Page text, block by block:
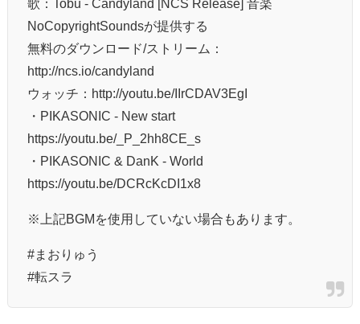
歌：Tobu - Candyland [NCS Release] 音楽
NoCopyrightSoundsが提供する
無料のダウンロード/ストリーム：
http://ncs.io/candyland
ウォッチ：http://youtu.be/IIrCDAV3EgI
・PIKASONIC - New start
https://youtu.be/_P_2hh8CE_s
・PIKASONIC & DanK - World
https://youtu.be/DCRcKcDI1x8
※上記BGMを使用していない場合もあります。
#まおりゅう
#転スラ